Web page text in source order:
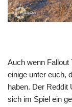
Auch wenn Fallout
einige unter euch,
haben. Der Reddit
sich im Spiel ein